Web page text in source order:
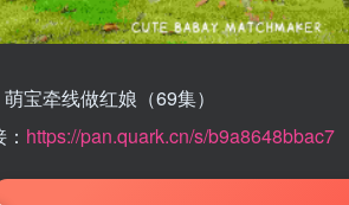
萌宝牵线做红娘（69集）
https://pan.quark.cn/s/b9a8648bbac7